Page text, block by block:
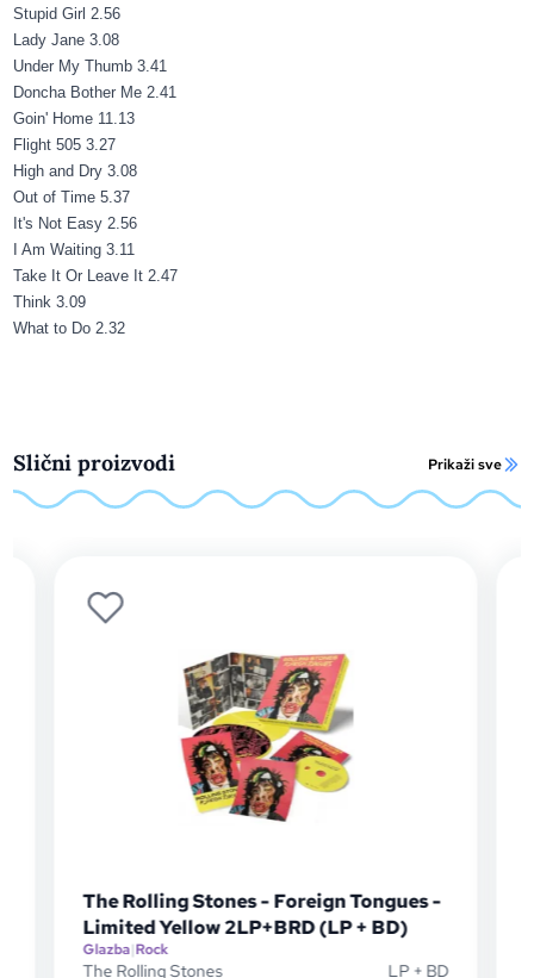
Stupid Girl 2.56
Lady Jane 3.08
Under My Thumb 3.41
Doncha Bother Me 2.41
Goin' Home 11.13
Flight 505 3.27
High and Dry 3.08
Out of Time 5.37
It's Not Easy 2.56
I Am Waiting 3.11
Take It Or Leave It 2.47
Think 3.09
What to Do 2.32
Slični proizvodi Prikaži sve
The Rolling Stones - Foreign Tongues -
Limited Yellow 2LP+BRD (LP + BD)
Glazba|Rock
The Rolling Stones
LP + BD